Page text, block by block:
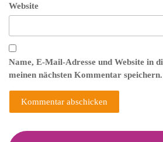
Website
Name, E-Mail-Adresse und Website in
meinen nächsten Kommentar speichern.